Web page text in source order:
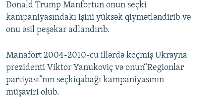
Donald Trump Manfortun onun seçki
kampaniyasındakı işini yüksək qiymətləndirib və
onu əsil peşəkar adlandırıb.
Manafort 2004-2010-cu illərdə keçmiş Ukrayna
prezidenti Viktor Yanukoviç və onun“Regionlar
partiyası”nın seçkiqabağı kampaniyasının
müşaviri olub.